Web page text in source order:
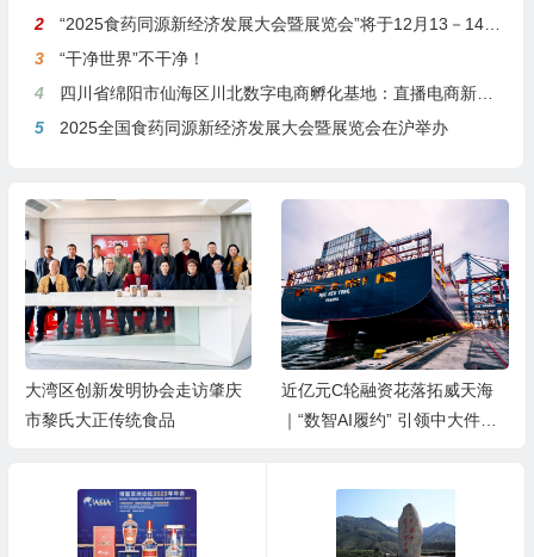
2
“2025食药同源新经济发展大会暨展览会”将于12月13－14日在沪举行
3
“干净世界”不干净！
4
四川省绵阳市仙海区川北数字电商孵化基地：直播电商新引擎，预计年产值达5亿
5
2025全国食药同源新经济发展大会暨展览会在沪举办
大湾区创新发明协会走访肇庆
市黎氏大正传统食品
近亿元C轮融资花落拓威天海
｜“数智AI履约” 引领中大件出